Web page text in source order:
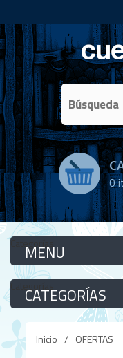
0
Categorías
Categorías
Inicio / OFERTAS